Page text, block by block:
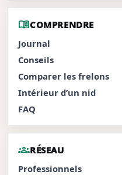
menu_bookCOMPRENDRE
Journal
Conseils
Comparer les frelons
Intérieur d’un nid
FAQ
groupsRÉSEAU
Professionnels